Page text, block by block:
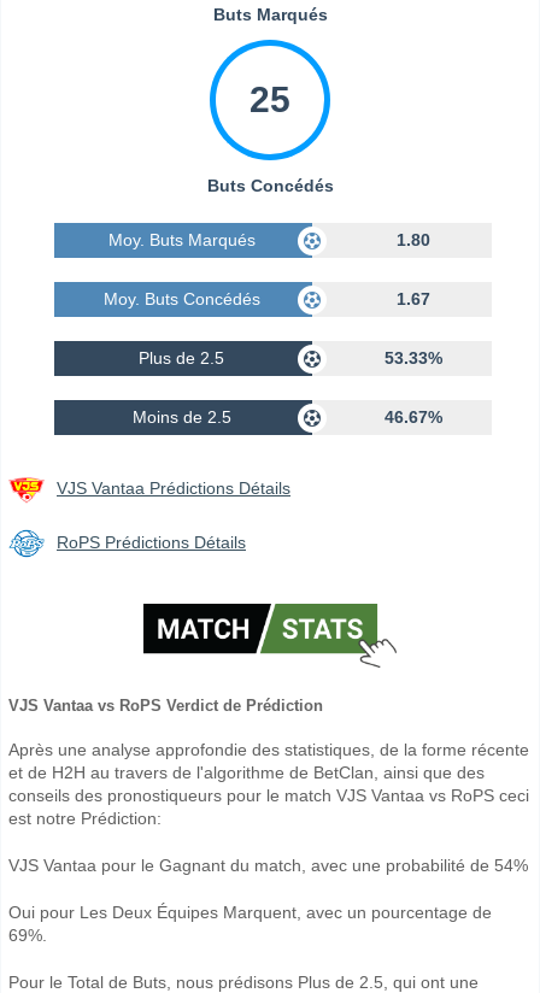
Buts Marqués
25
Buts Concédés
Moy. Buts Marqués 1.80
Moy. Buts Concédés 1.67
Plus de 2.5 53.33%
Moins de 2.5 46.67%
VJS Vantaa Prédictions Détails
RoPS Prédictions Détails
VJS Vantaa vs RoPS Verdict de Prédiction
Après une analyse approfondie des statistiques, de la forme récente
et de H2H au travers de l'algorithme de BetClan, ainsi que des
conseils des pronostiqueurs pour le match VJS Vantaa vs RoPS ceci
est notre Prédiction:
VJS Vantaa pour le Gagnant du match, avec une probabilité de 54%
Oui pour Les Deux Équipes Marquent, avec un pourcentage de
69%.
Pour le Total de Buts, nous prédisons Plus de 2.5, qui ont une